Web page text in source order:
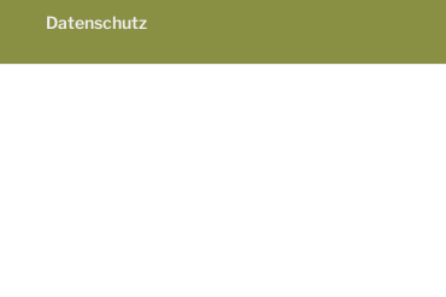
Datenschutz